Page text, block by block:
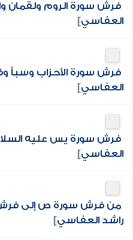
فرش سورة الروم ولقمان
العفاسي]
فرش سورة الأحزاب وسبأ
العفاسي]
فرش سورة يس عليه
العفاسي]
من فرش سورة ص إلى فرش
راشد العفاسي]